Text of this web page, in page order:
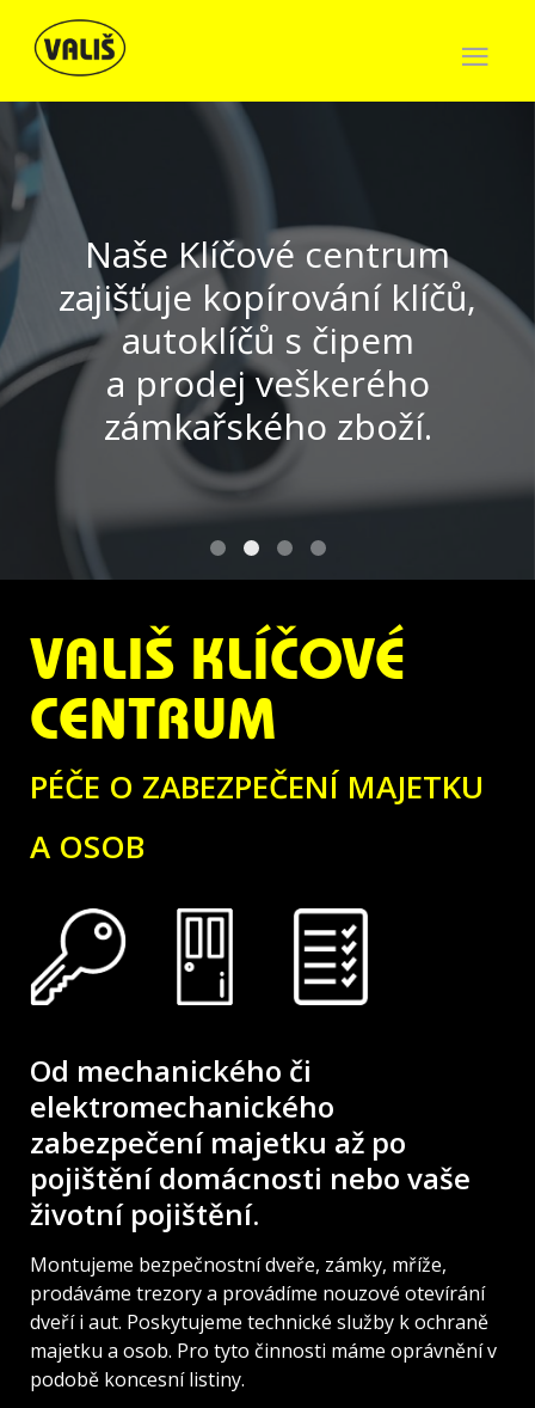
Naše Klíčové centrum
zajišťuje kopírování klíčů,
autoklíčů s čipem
a prodej veškerého
zámkařského zboží.
02 01 03 04
VALIŠ KLÍČOVÉ
CENTRUM
PÉČE O ZABEZPEČENÍ MAJETKU
A OSOB
Od mechanického či
elektromechanického
zabezpečení majetku až po
pojištění domácnosti nebo vaše
životní pojištění.
Montujeme bezpečnostní dveře, zámky, mříže,
prodáváme trezory a provádíme nouzové otevírání
dveří i aut. Poskytujeme technické služby k ochraně
majetku a osob. Pro tyto činnosti máme oprávnění v
podobě koncesní listiny.